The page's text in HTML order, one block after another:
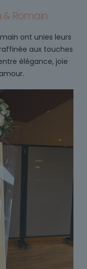
& Romain
ont unies leurs
aux touches
élégance, joie